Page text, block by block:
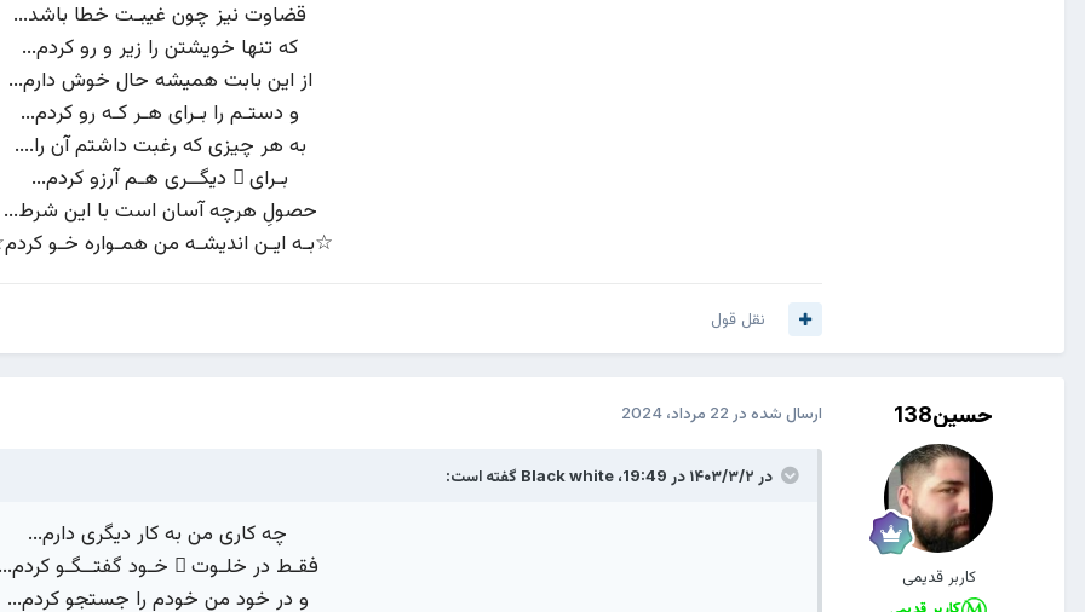
قضاوت نیز چون غیبـت خطا باشد...
که تنها خویشتن را زیر و رو کردم...
از این بابت همیشه حال خوش دارم...
و دستـم را بـرای هـر کـه رو کردم...
به هر چیزی که رغبت داشتم آن را....
بـرای ِ دیگــری هـم آرزو کردم...
حصولِ هرچه آسان است با این شرط...
☆بـه ایـن اندیشـه من همـواره خـو
نقل قول
حسین138
کاربر قدیمی
ارسال شده در 22 مرداد، 2024
در ۱۴۰۳/۳/۲ در 19:49، Black white گفته است:
چه کاری من به کار دیگری دارم...
فقـط در خلـوت ِ خـود گفتــگـو
و در خود من خودم را جستجو کردم...